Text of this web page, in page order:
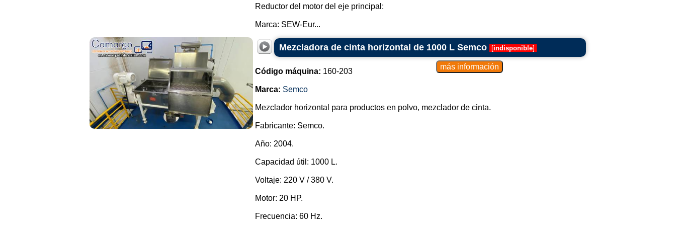
Reductor del motor del eje principal:
Marca: SEW-Eur...
Mezcladora de cinta horizontal de 1000 L Semco [indisponible]
Código máquina: 160-203
Marca: Semco
Mezclador horizontal para productos en polvo, mezclador de cinta.
Fabricante: Semco.
Año: 2004.
Capacidad útil: 1000 L.
Voltaje: 220 V / 380 V.
Motor: 20 HP.
Frecuencia: 60 Hz.